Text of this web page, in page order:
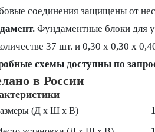
соединения защищены от
Фундаментные блоки для
37 шт. и 0,30 х 0,30 х
схемы доступны по
в России
(Д х Ш х В)